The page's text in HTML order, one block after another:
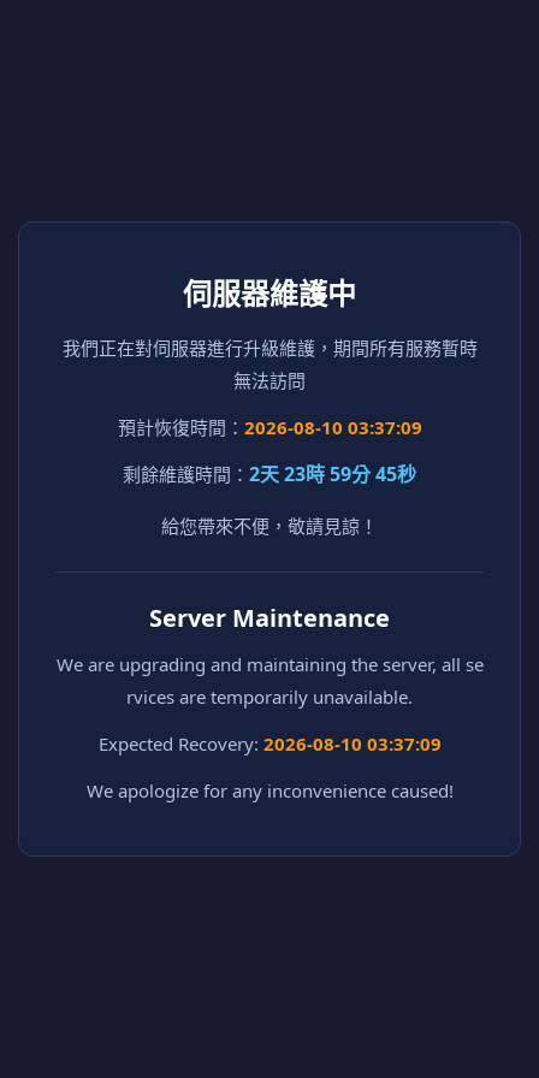
伺服器維護中
我們正在對伺服器進行升級維護，期間所有服務暫時
無法訪問
預計恢復時間： 2026-08-10 03:37:09
剩餘維護時間： 2天 23時 59分 45秒
給您帶來不便，敬請見諒！
Server Maintenance
We are upgrading and maintaining the server, all se
rvices are temporarily unavailable.
Expected Recovery: 2026-08-10 03:37:09
We apologize for any inconvenience caused!